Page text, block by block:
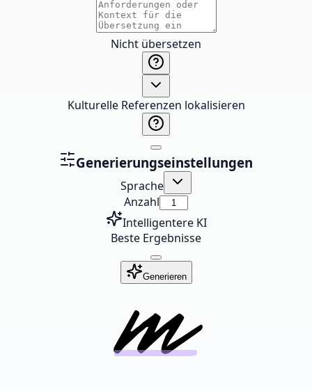
Nicht übersetzen
Kulturelle Referenzen lokalisieren
Generierungseinstellungen
Sprache
Anzahl
Intelligentere KI
Beste Ergebnisse
Generieren